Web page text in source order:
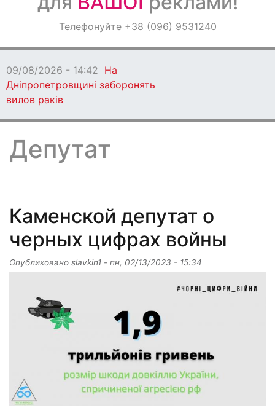
ОголошенняТелефонуйте +38 (096) 9531240
Депутат
Каменской депутат о
черных цифрах войны
Опубликовано slavkin1 - пн, 02/13/2023 - 15:34